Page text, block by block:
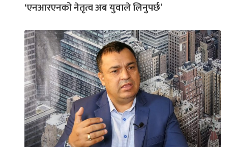
‘एनआरएनको नेतृत्व अब युवाले लिनुपर्छ’